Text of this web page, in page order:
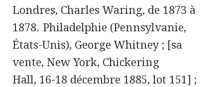
Londres, Charles Waring, de 1873 à
1878. Philadelphie (Pennsylvanie,
États-Unis), George Whitney ; [sa
vente, New York, Chickering
Hall, 16-18 décembre 1885, lot 151] ;